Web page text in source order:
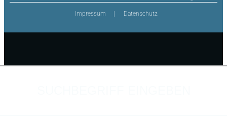
Impressum Datenschutz